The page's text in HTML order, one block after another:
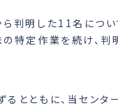
判明した11名につい
特定作業を続け、判
とともに、当センタ